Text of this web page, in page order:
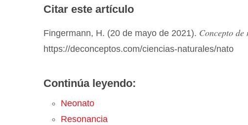
Citar este artículo
Fingermann, H. (20 de mayo de 2021). Concepto de
https://deconceptos.com/ciencias-naturales/nato
Continúa leyendo:
Neonato
Resonancia